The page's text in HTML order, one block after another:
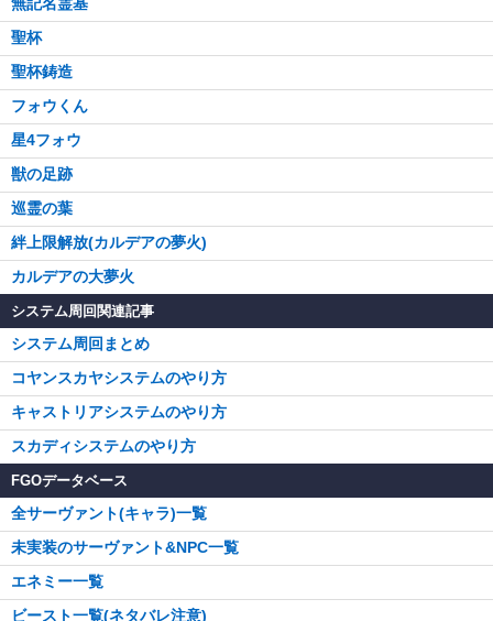
聖杯
聖杯鋳造
フォウくん
星4フォウ
獣の足跡
巡霊の葉
絆上限解放(カルデアの夢火)
カルデアの大夢火
システム周回関連記事
システム周回まとめ
コヤンスカヤシステムのやり方
キャストリアシステムのやり方
スカディシステムのやり方
FGOデータベース
全サーヴァント(キャラ)一覧
未実装のサーヴァント&NPC一覧
エネミー一覧
ビースト一覧(ネタバレ注意)